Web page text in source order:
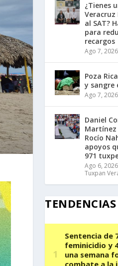
¿Tienes
Veracruz
al SAT?
para
recargos
Ago 7, 2026
Poza
y sangre
Ago 7, 2026
Daniel
Martínez
Rocío
apoyos
971
Ago 6, 2026
Tuxpan
TENDENCIAS